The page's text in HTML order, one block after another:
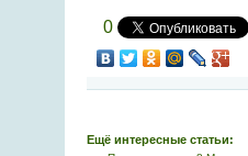
0
Ещё интересные статьи: